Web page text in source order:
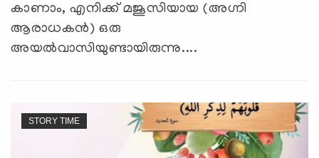
കാണാം, എനിക്ക് മജൂസിയായ (അഗ്നി
ആരാധകന്‍) ഒരു
അയല്‍വാസിയുണ്ടായിരുന്നു....
STORY TIME